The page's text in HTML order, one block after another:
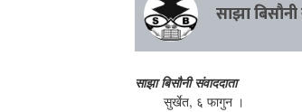
साझा
साझा बिसौनी संवाददाता
सुर्खेत, ६ फागुन ।